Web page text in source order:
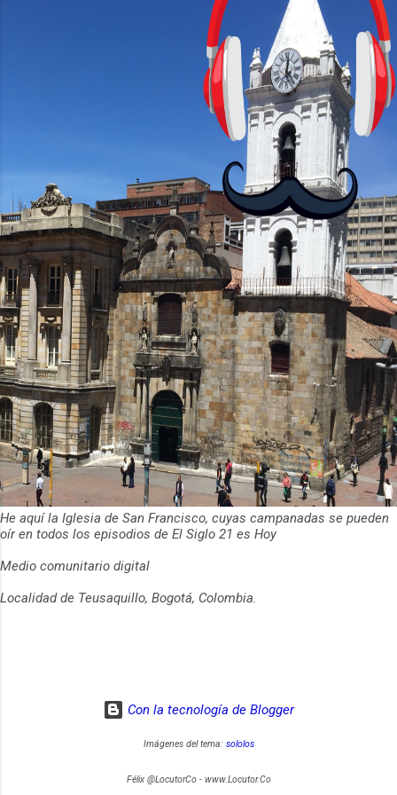
HD+ y una tasa de refresco de 90Hz,
asegurando una experiencia visual
fluida. Procesador y Rendimiento
Equipados con el chipset MediaTek
Helio G85, el Moto G24 ofrece 4GB de
RAM, mientras que el Moto G24 Power
brinda opciones de 4GB o 6GB de RAM,
mejorando su capacidad...
He aquí la Iglesia de San Francisco, cuyas campanadas se pueden
oír en todos los episodios de El Siglo 21 es Hoy
Medio comunitario digital
Localidad de Teusaquillo, Bogotá, Colombia.
Con la tecnología de Blogger
Imágenes del tema: sololos
Félix @LocutorCo - www.Locutor.Co